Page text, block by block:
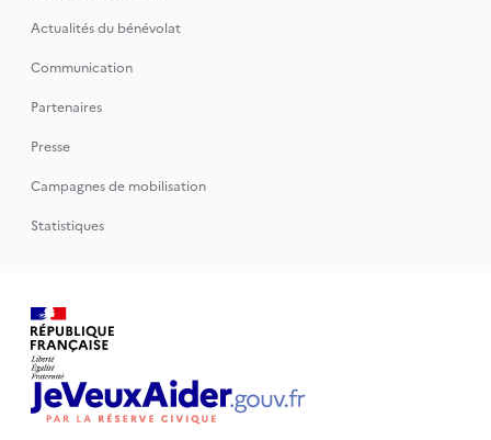
Actualités du bénévolat
Communication
Partenaires
Presse
Campagnes de mobilisation
Statistiques